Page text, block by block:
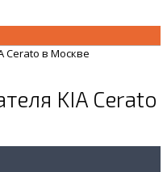
Cerato в Москве
KIA Cerato